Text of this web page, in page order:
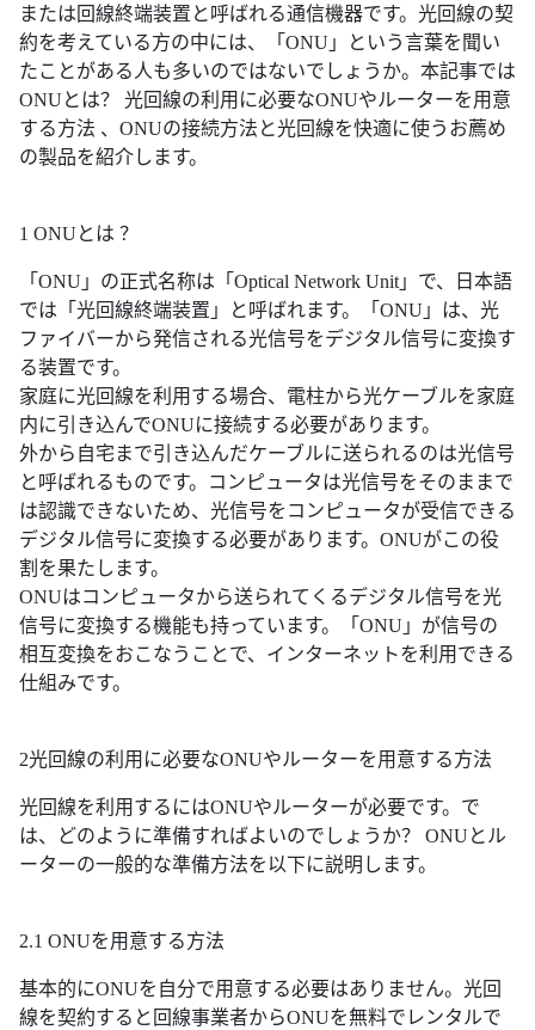
または回線終端装置と呼ばれる通信機器です。光回線の契
約を考えている方の中には、「ONU」という言葉を聞い
たことがある人も多いのではないでしょうか。本記事では
ONUとは？ 光回線の利用に必要なONUやルーターを用意
する方法 、ONUの接続方法と光回線を快適に使うお薦め
の製品を紹介します。
1 ONUとは ？
「ONU」の正式名称は「Optical Network Unit」で、日本語
では「光回線終端装置」と呼ばれます。「ONU」は、光
ファイバーから発信される光信号をデジタル信号に変換す
る装置です。
家庭に光回線を利用する場合、電柱から光ケーブルを家庭
内に引き込んでONUに接続する必要があります。
外から自宅まで引き込んだケーブルに送られるのは光信号
と呼ばれるものです。コンピュータは光信号をそのままで
は認識できないため、光信号をコンピュータが受信できる
デジタル信号に変換する必要があります。ONUがこの役
割を果たします。
ONUはコンピュータから送られてくるデジタル信号を光
信号に変換する機能も持っています。「ONU」が信号の
相互変換をおこなうことで、インターネットを利用できる
仕組みです。
2光回線の利用に必要なONUやルーターを用意する方法
光回線を利用するにはONUやルーターが必要です。で
は、どのように準備すればよいのでしょうか？ ONUとル
ーターの一般的な準備方法を以下に説明します。
2.1 ONUを用意する方法
基本的にONUを自分で用意する必要はありません。光回
線を契約すると回線事業者からONUを無料でレンタルで